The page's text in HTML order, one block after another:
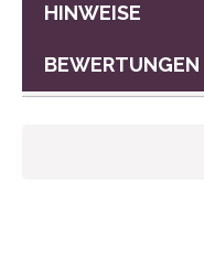
BEWERTUNGEN
HINWEISE